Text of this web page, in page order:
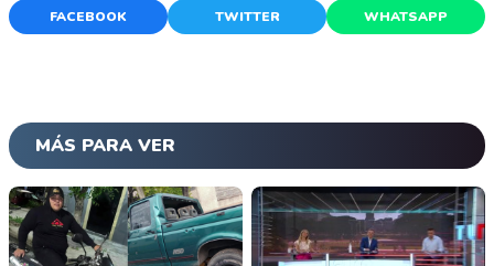
FACEBOOK TWITTER WHATSAPP
MÁS PARA VER